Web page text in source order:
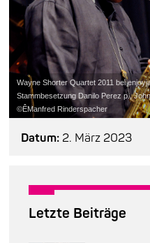
Wayne Shorter Quartet 2011 bei
Stammbesetzung Danilo Perez p.,
©ÊManfred Rinderspacher
Datum: 2. März 2023
Letzte Beiträge